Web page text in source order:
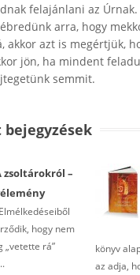
felajánlani az Úrnak.
arra, hogy
akkor azt is megértjük,
jön, ha mindent
semmit.
zsoltárokról –
hogy nem
„vetette rá”
könyv
az adja,